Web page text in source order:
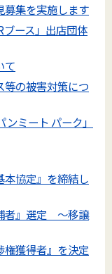
募集を実施します
ース」出店団体
て
等の被害対策につ
ミート パーク」
協定』を締結し
者』選定 ～移譲
獲得者』を決定